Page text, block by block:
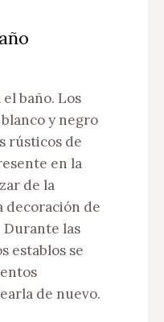
baño. Los
y negro
rústicos de
en la
de la
decoración de
Durante las
establos se
de nuevo.